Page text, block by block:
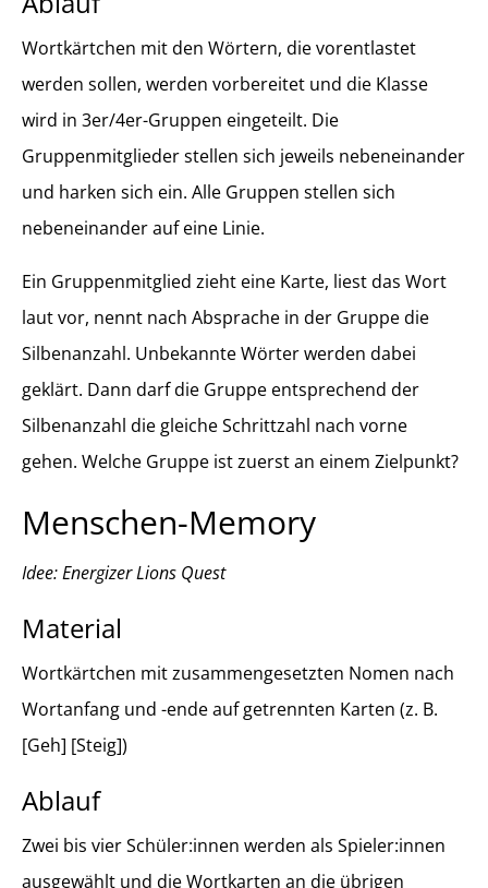
Wortkärtchen mit den Wörtern, die vorentlastet
werden sollen, werden vorbereitet und die Klasse
wird in 3er/4er-Gruppen eingeteilt. Die
Gruppenmitglieder stellen sich jeweils nebeneinander
und harken sich ein. Alle Gruppen stellen sich
nebeneinander auf eine Linie.
Ein Gruppenmitglied zieht eine Karte, liest das Wort
laut vor, nennt nach Absprache in der Gruppe die
Silbenanzahl. Unbekannte Wörter werden dabei
geklärt. Dann darf die Gruppe entsprechend der
Silbenanzahl die gleiche Schrittzahl nach vorne
gehen. Welche Gruppe ist zuerst an einem Zielpunkt?
Menschen-Memory
Idee: Energizer Lions Quest
Material
Wortkärtchen mit zusammengesetzten Nomen nach
Wortanfang und -ende auf getrennten Karten (z. B.
[Geh] [Steig])
Ablauf
Zwei bis vier Schüler:innen werden als Spieler:innen
ausgewählt und die Wortkarten an die übrigen